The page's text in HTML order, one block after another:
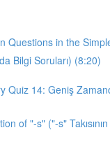
Questions in the
Bilgi Soruları) (8:20)
Quiz 14: Geniş
of "-s" ("-s"